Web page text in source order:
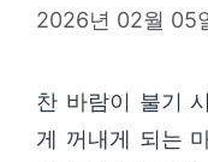
2026년 02월 05
찬 바람이 불기
게 꺼내게 되는